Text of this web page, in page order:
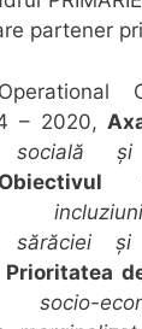
partener
– 2020,
socială și
sărăciei
Prioritatea
socio-